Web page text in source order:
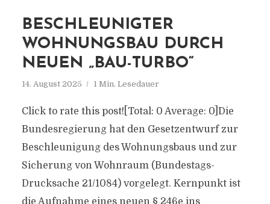
BESCHLEUNIGTER
WOHNUNGSBAU DURCH
NEUEN „BAU-TURBO“
14. August 2025 1 Min. Lesedauer
Click to rate this post![Total: 0 Average: 0]Die
Bundesregierung hat den Gesetzentwurf zur
Beschleunigung des Wohnungsbaus und zur
Sicherung von Wohnraum (Bundestags-
Drucksache 21/1084) vorgelegt. Kernpunkt ist
die Aufnahme eines neuen § 246e ins